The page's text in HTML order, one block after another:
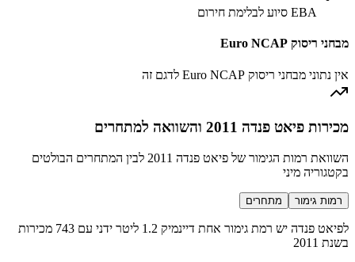
EBA סיוע לבלימת חירום
מבחני ריסוק Euro NCAP
אין נתוני מבחני ריסוק Euro NCAP לדגם זה
מכירות פיאט פנדה 2011 והשוואה למתחרים
השוואת רמות הגימור של פיאט פנדה 2011 לבין המתחרים הבולטים
בקטגוריה מיני
רמות גימור מתחרים
לפיאט פנדה יש רמת גימור אחת דיינמיק 1.2 ליטר ידני עם 743 מכירות
בשנת 2011